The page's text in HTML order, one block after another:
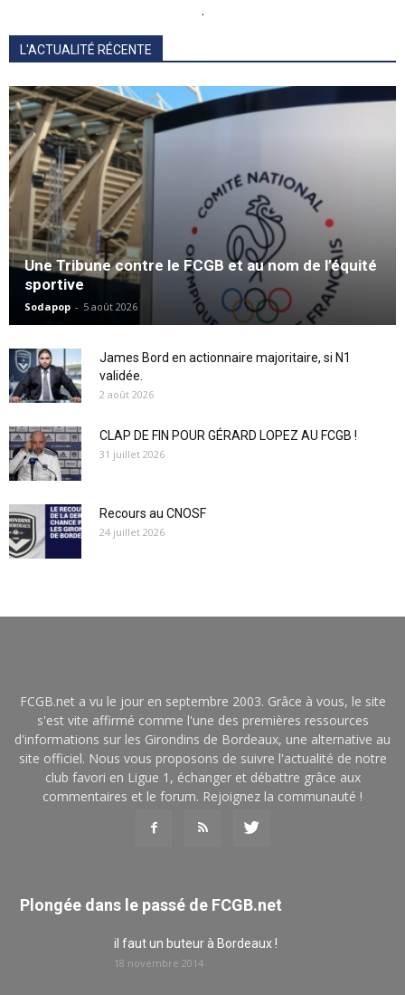
.
L'ACTUALITÉ RÉCENTE
Une Tribune contre le FCGB et au nom de l’équité
sportive
Sodapop - 5 août 2026
James Bord en actionnaire majoritaire, si N1
validée.
2 août 2026
CLAP DE FIN POUR GÉRARD LOPEZ AU FCGB !
31 juillet 2026
Recours au CNOSF
24 juillet 2026
FCGB.net a vu le jour en septembre 2003. Grâce à vous, le site
s'est vite affirmé comme l'une des premières ressources
d'informations sur les Girondins de Bordeaux, une alternative au
site officiel. Nous vous proposons de suivre l'actualité de notre
club favori en Ligue 1, échanger et débattre grâce aux
commentaires et le forum. Rejoignez la communauté !
Plongée dans le passé de FCGB.net
il faut un buteur à Bordeaux !
18 novembre 2014